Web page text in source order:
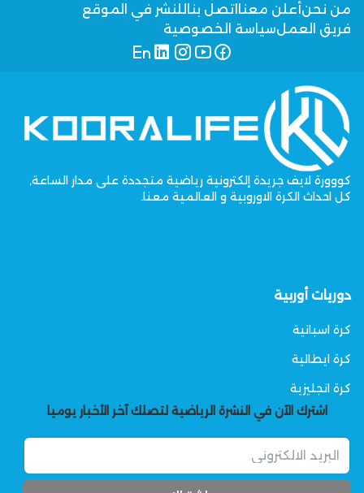
من نحنأعلن معنا اتصل بنا للنشر في الموقع
فريق العملسياسة الخصوصية
كووورة لايف جريدة إلكترونية رياضية متجددة على مدار الساعة,
كل احداث الكرة الاوروبية و العالمية معنا.
دوريات أوربية
كرة اسبانية
كرة ايطالية
كرة انجليزية
اشترك الآن في النشرة الرياضية لتصلك آخر الأخبار يوميا